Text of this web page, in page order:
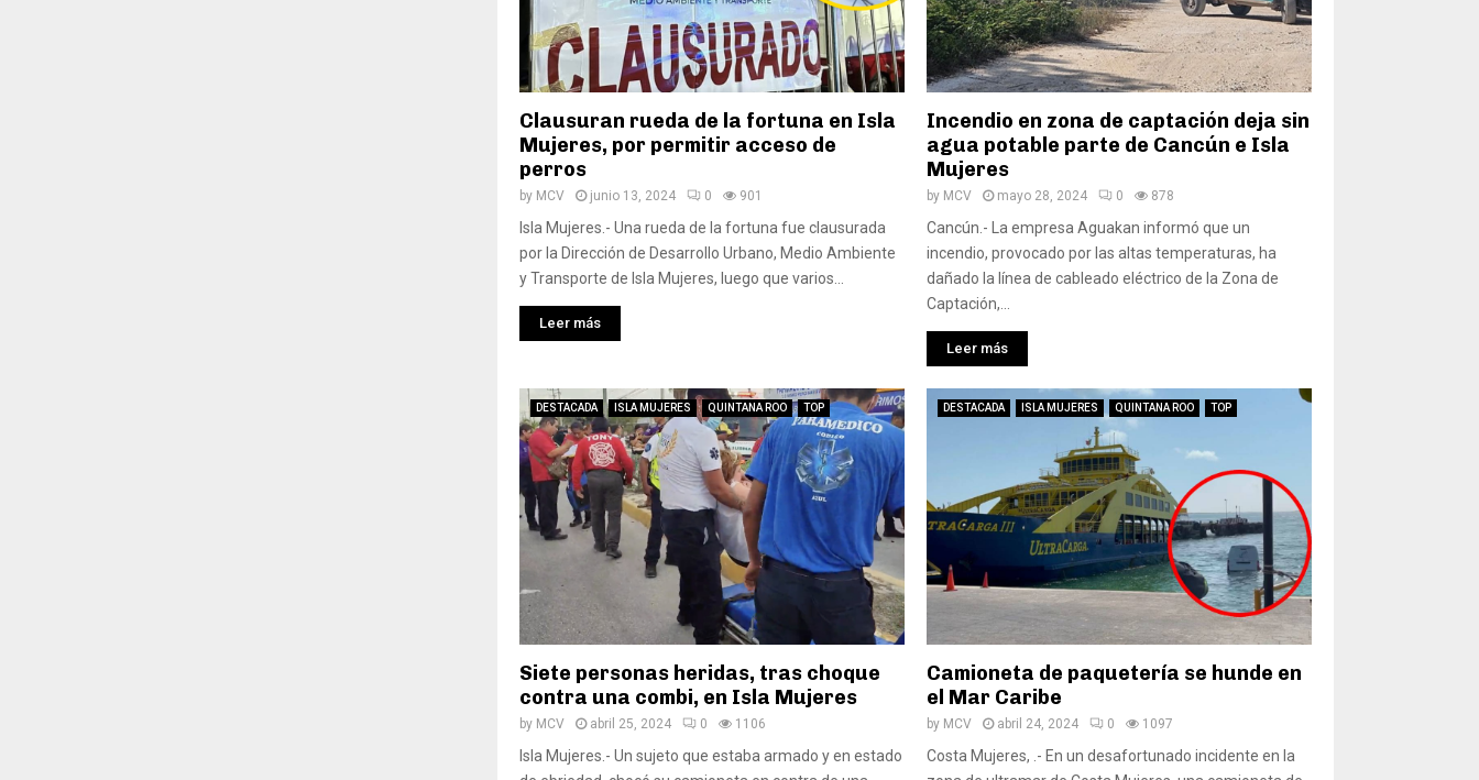
Clausuran rueda de la fortuna en Isla
Mujeres, por permitir acceso de
perros
by MCV junio 13, 2024 0 901
Isla Mujeres.- Una rueda de la fortuna fue clausurada
por la Dirección de Desarrollo Urbano, Medio Ambiente
y Transporte de Isla Mujeres, luego que varios...
Leer más
Incendio en zona de captación deja sin
agua potable parte de Cancún e Isla
Mujeres
by MCV mayo 28, 2024 0 878
Cancún.- La empresa Aguakan informó que un
incendio, provocado por las altas temperaturas, ha
dañado la línea de cableado eléctrico de la Zona de
Captación,...
Leer más
DESTACADA ISLA MUJERES QUINTANA ROO TOP
Siete personas heridas, tras choque
contra una combi, en Isla Mujeres
by MCV abril 25, 2024 0 1106
Isla Mujeres.- Un sujeto que estaba armado y en estado
DESTACADA ISLA MUJERES QUINTANA ROO TOP
Camioneta de paquetería se hunde en
el Mar Caribe
by MCV abril 24, 2024 0 1097
Costa Mujeres, .- En un desafortunado incidente en la